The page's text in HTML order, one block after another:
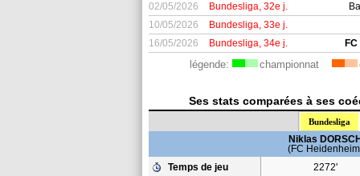
02/05/2026 Bundesliga, 32e j.
10/05/2026
Bundesliga, 33e j.
16/05/2026
Bundesliga, 34e j.
légende: championnat
Ses stats comparées à ses
Bundesliga
Niklas DORSCH
(FC
Temps de jeu
2272'